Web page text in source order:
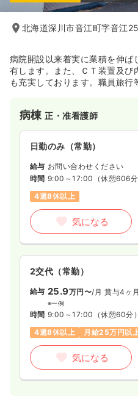
北海道深川市音江町字音江
病院開設以来着実に業積を伸ば
有します。また、ＣＴ装置及び
も充実しております。職員旅行
病棟正・准看護師
日勤のみ（常勤）
給与 お問い合わせください
時間 9:00～17:00 （休憩606分
4週8休以上
気になる
2交代（常勤）
給与 25.9万円〜/月 賞与4ヶ月
※一例
時間 9:00～17:00 （休憩60分）
4週8休以上
月給25万円以
気になる